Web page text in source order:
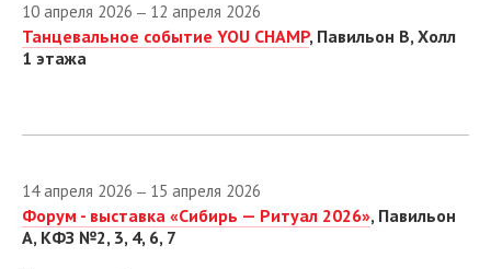
10 апреля 2026 — 12 апреля 2026
Танцевальное событие YOU CHAMP, Павильон B, Холл
1 этажа
14 апреля 2026 — 15 апреля 2026
Форум - выставка «Сибирь — Ритуал 2026», Павильон
А, КФЗ №2, 3, 4, 6, 7